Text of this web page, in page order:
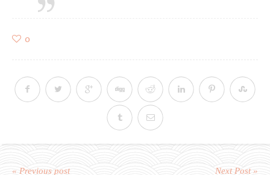
0
« Previous post Next Post »